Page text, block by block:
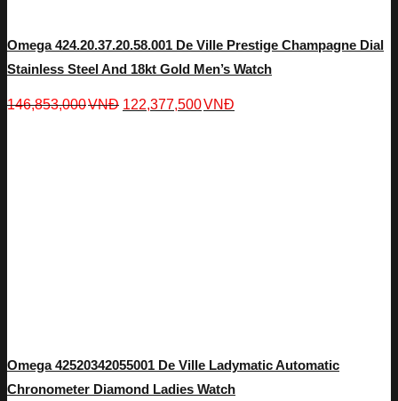
Omega 424.20.37.20.58.001 De Ville Prestige Champagne Dial
Stainless Steel And 18kt Gold Men’s Watch
146,853,000VNĐ 122,377,500VNĐ
Omega 42520342055001 De Ville Ladymatic Automatic
Chronometer Diamond Ladies Watch